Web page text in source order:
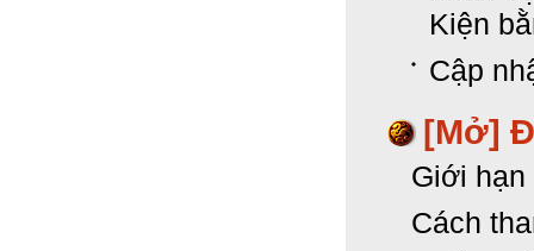
Kiện
Cập
[Mở]
Giới hạn
Cách